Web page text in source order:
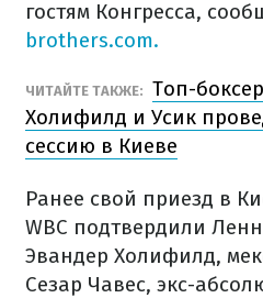
гостям Конгресса,
brothers.com.
ЧИТАЙТЕ ТАКЖЕ: Топ-
Холифилд и Усик
сессию в Киеве
Ранее свой приезд в
WBC подтвердили
Эвандер Холифилд,
Сезар Чавес, экс-